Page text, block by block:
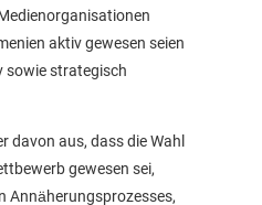
aktiv gewesen seien
sowie strategisch
davon aus, dass die Wahl
gewesen sei,
Annäherungsprozesses,